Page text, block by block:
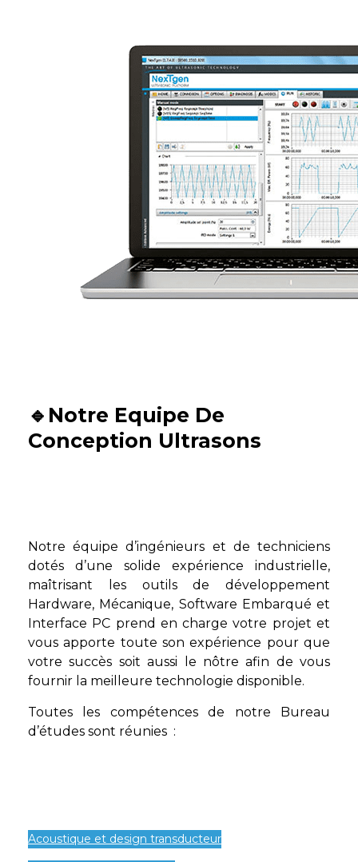
🔹Notre Equipe De
Conception Ultrasons
Notre équipe d’ingénieurs et de techniciens
dotés d’une solide expérience industrielle,
maîtrisant les outils de développement
Hardware, Mécanique, Software Embarqué et
Interface PC prend en charge votre projet et
vous apporte toute son expérience pour que
votre succès soit aussi le nôtre afin de vous
fournir la meilleure technologie disponible.
Toutes les compétences de notre Bureau
d’études sont réunies :
Acoustique et design transducteur